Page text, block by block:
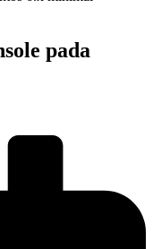
pada